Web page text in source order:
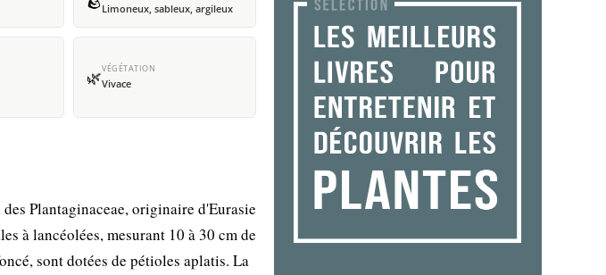
Limoneux, sableux, argileux
🌿VÉGÉTATION
Vivace
Plantaginaceae, originaire d'Eurasie
à lancéolées, mesurant 10 à 30 cm de
sont dotées de pétioles aplatis. La